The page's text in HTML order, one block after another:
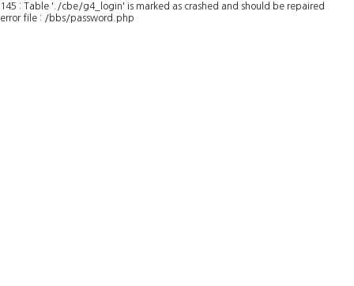
145 : Table './cbe/g4_login' is marked as crashed and should be repaired
error file : /bbs/password.php